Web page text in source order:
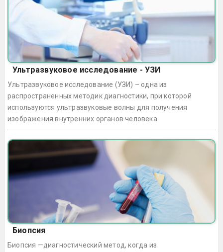
Ультразвуковое исследование - УЗИ
Ультразвуковое исследование (УЗИ) – одна из
распространенных методик диагностики, при которой
используются ультразвуковые волны для получения
изображения внутренних органов человека.
Биопсия
Биопсия —диагностический метод, когда из